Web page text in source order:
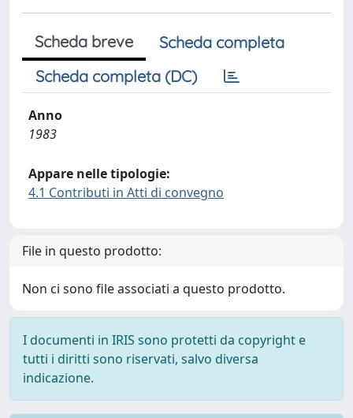
Scheda breve
Scheda completa
Scheda completa (DC)
Anno
1983
Appare nelle tipologie:
4.1 Contributi in Atti di convegno
File in questo prodotto:
Non ci sono file associati a questo prodotto.
I documenti in IRIS sono protetti da copyright e
tutti i diritti sono riservati, salvo diversa
indicazione.